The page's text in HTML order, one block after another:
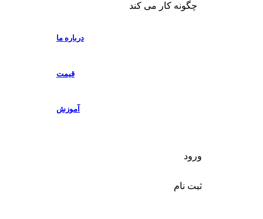
چگونه کار می کند
درباره ما
قیمت
آموزش
ورود
ثبت نام